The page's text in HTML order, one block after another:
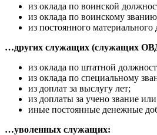
из оклада по воинской
из оклада по воинскому
из постоянного материального
…других служащих (служащих
из оклада по штатной
из оклада по специальному
из доплат за выслугу лет;
из доплаты за учено звание
иные постоянные денежные
…уволенных служащих: